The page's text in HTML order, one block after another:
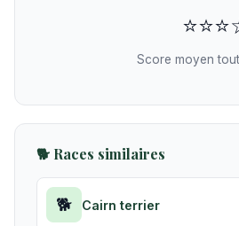
Score moyen
🐕 Races similaires
🐕 Cairn terrier